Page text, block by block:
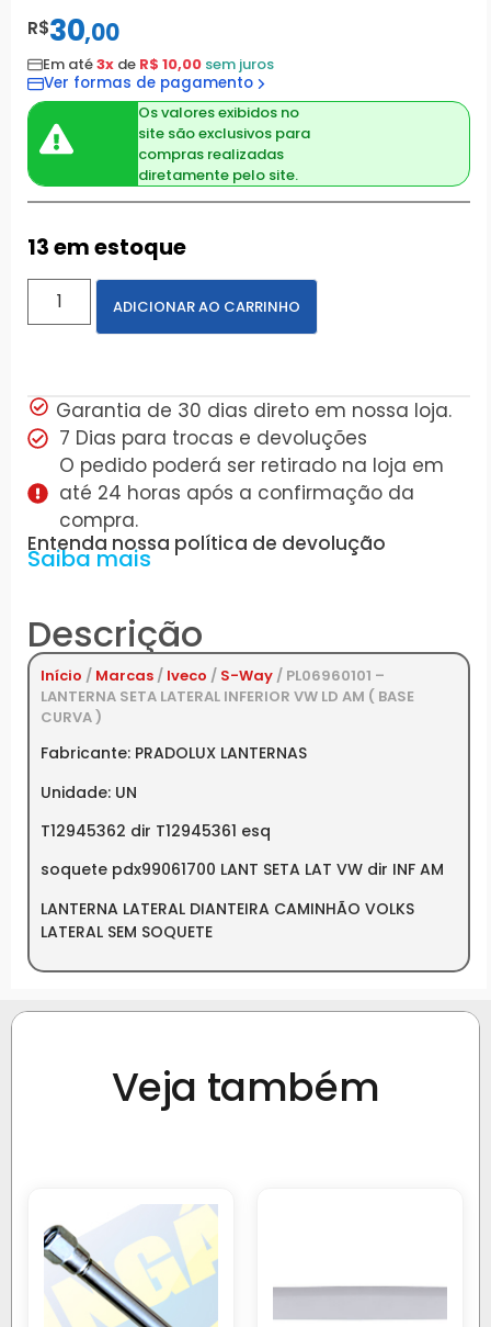
R$30,00
Em até3x de R$ 10,00 sem juros
Ver formas de pagamento
Os valores exibidos no
site são exclusivos para
compras realizadas
diretamente pelo site.
13 em estoque
ADICIONAR AO CARRINHO
Garantia de 30 dias direto em nossa loja.
7 Dias para trocas e devoluções
O pedido poderá ser retirado na loja em
até 24 horas após a confirmação da
compra.
Entenda nossa política de devolução
Saiba mais
Descrição
Início / Marcas / Iveco / S-Way / PL06960101 –
LANTERNA SETA LATERAL INFERIOR VW LD AM ( BASE
CURVA )
Fabricante: PRADOLUX LANTERNAS
Unidade: UN
T12945362 dir T12945361 esq
soquete pdx99061700 LANT SETA LAT VW dir INF AM
LANTERNA LATERAL DIANTEIRA CAMINHÃO VOLKS
LATERAL SEM SOQUETE
Veja também